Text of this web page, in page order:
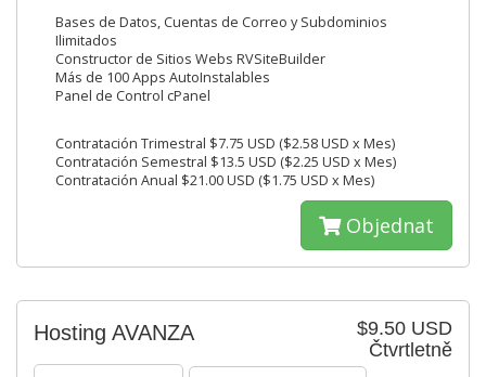
Bases de Datos, Cuentas de Correo y Subdominios
Ilimitados
Constructor de Sitios Webs RVSiteBuilder
Más de 100 Apps AutoInstalables
Panel de Control cPanel
Contratación Trimestral $7.75 USD ($2.58 USD x Mes)
Contratación Semestral $13.5 USD ($2.25 USD x Mes)
Contratación Anual $21.00 USD ($1.75 USD x Mes)
Objednat
$9.50 USD
Čtvrtletně
Hosting AVANZA